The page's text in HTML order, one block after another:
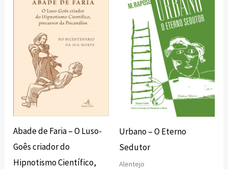
Abade de Faria – O Luso-
Goês criador do
Hipnotismo Científico,
original
era:
16,00 €.
atual
é:
14,40 €.
Urbano – O Eterno
Sedutor
Alentejo
original
era:
12,00 €.
atual
é:
10,80 €.